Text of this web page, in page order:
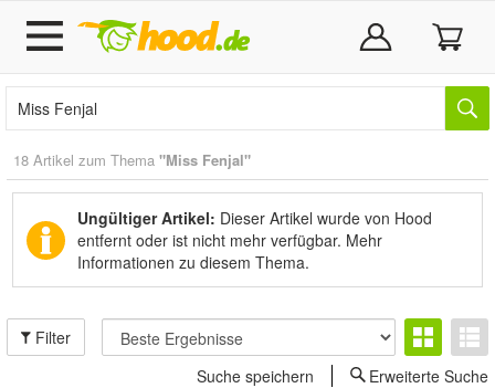
18 Artikel zum Thema "Miss Fenjal"
Ungültiger Artikel: Dieser Artikel wurde von Hood
entfernt oder ist nicht mehr verfügbar. Mehr
Informationen zu diesem Thema.
Filter
Suche speichern
Erweiterte Suche